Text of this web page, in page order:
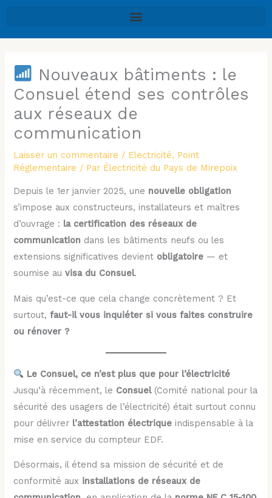
contenu
Nouveaux bâtiments : le
Consuel étend ses contrôles
aux réseaux de
communication
Laisser un commentaire / Electricité, Point
Réglementaire / Par Électricité du Pays de Mirepoix
Depuis le 1er janvier 2025, une nouvelle obligation
s’impose aux constructeurs, installateurs et maîtres
d’ouvrage : la certification des réseaux de
communication dans les bâtiments neufs ou les
extensions significatives devient obligatoire — et
soumise auvisa du Consuel.
Mais qu’est-ce que cela change concrètement ? Et
surtout,faut-il vous inquiéter si vous faites construire
ou rénover ?
Le Consuel, ce n’est plus que pour l’électricité
Jusqu’à récemment, le Consuel(Comité national pour la
sécurité des usagers de l’électricité) était surtout connu
pour délivrer l’attestation électrique indispensable à la
mise en service du compteur EDF.
Désormais, il étend sa mission de sécurité et de
conformité aux installations de réseaux de